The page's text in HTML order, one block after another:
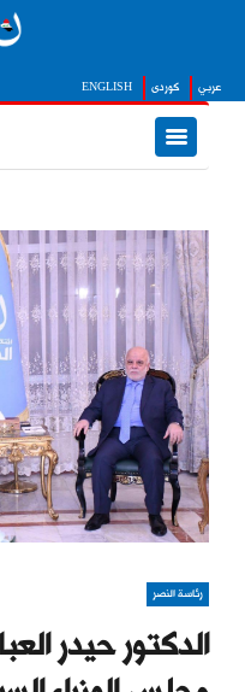
ENGLISH كوردى عربي
رئاسة النصر
الدكتور حيدر